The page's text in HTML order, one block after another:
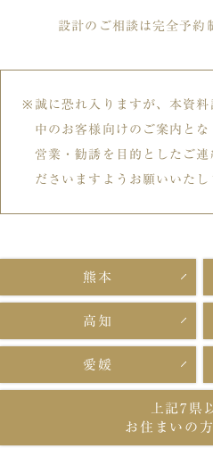
設計のご相談は完全予約
誠に恐れ入りますが、本資
中のお客様向けのご案内とな
営業・勧誘を目的としたご連
ださいますようお願いいたし
熊本
高知
愛媛
上記7県
お住まいの